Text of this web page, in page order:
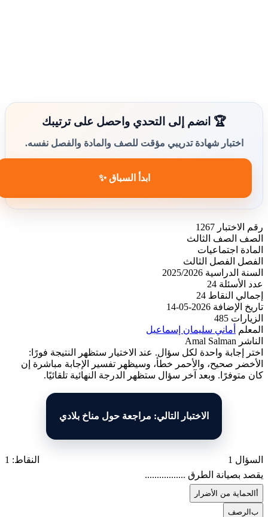
🏆 انضم إلى التحدي واحصل على ترتيبك
اختبار شهادة تدريبي مؤقت للصف والمادة والفصل نفسه.
ابدأ السباق ✨
رقم الاختبار 1267
الصف
الصف الثالث
المادة
اجتماعيات
الفصل
الفصل الثالث
السنة الدراسية 2025/2026
عدد الأسئلة 24
إجمالي النقاط 24
تاريخ الإضافة 2026-05-14
الزيارات 485
المعلم
أماني سليمان إسماعيل
الناشر Amal Salman
اختر إجابة واحدة لكل سؤال. عند الاختيار ستظهر النتيجة فورًا:
الأخضر صحيح، والأحمر خطأ، وسيظهر تفسير الإجابة مباشرة إن
كان متوفرًا. وبعد آخر سؤال ستظهر الدرجة النهائية تلقائيًا.
الاختبار التالي: مراجعة حول مناخ بلادي
السؤال 1
النقاط: 1
يقصد بصيانة الطرق .................
الحماية من الأضرار
بالرصف